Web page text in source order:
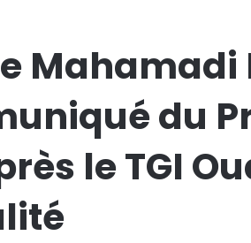
Mahamadi
du
le TGI